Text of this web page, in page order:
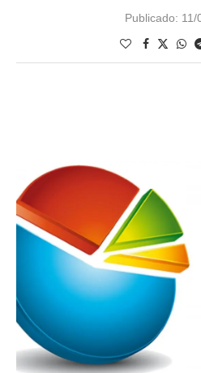
Publicado: 11/